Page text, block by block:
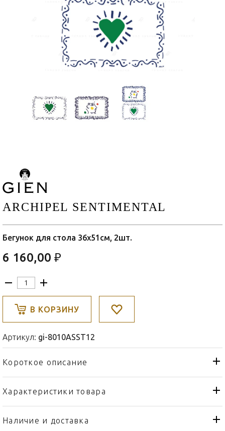
ARCHIPEL SENTIMENTAL
Бегунок для стола 36х51см, 2шт.
6 160,00 ₽
В КОРЗИНУ
Артикул: gi-8010ASST12
Короткое описание
Характеристики товара
Тип товара
Бегунок для стола
Бренд
Наличие и доставка